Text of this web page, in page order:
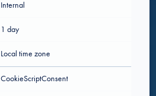
Internal
1 day
Local time zone
CookieScriptConsent